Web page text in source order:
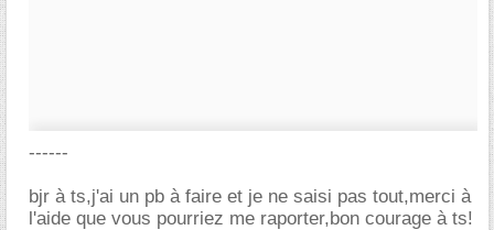
------
bjr à ts,j'ai un pb à faire et je ne saisi pas tout,merci à
l'aide que vous pourriez me raporter,bon courage à ts!